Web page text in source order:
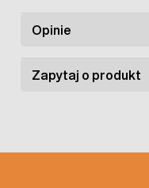
Opinie
Zapytaj o produkt